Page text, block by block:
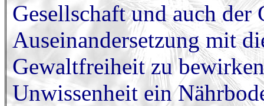
Gesellschaft und auch
Auseinandersetzung mit
Gewaltfreiheit zu
Unwissenheit ein